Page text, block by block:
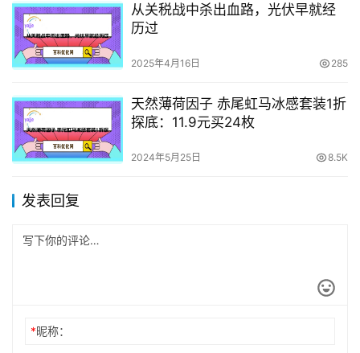
从关税战中杀出血路，光伏早就经
历过
2025年4月16日 285
天然薄荷因子 赤尾虹马冰感套装1折
探底：11.9元买24枚
2024年5月25日 8.5K
发表回复
*昵称：